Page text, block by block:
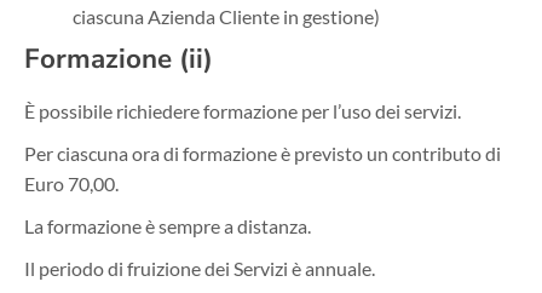
ciascuna Azienda Cliente in gestione)
Formazione (ii)
È possibile richiedere formazione per l’uso dei servizi.
Per ciascuna ora di formazione è previsto un contributo di
Euro 70,00.
La formazione è sempre a distanza.
Il periodo di fruizione dei Servizi è annuale.